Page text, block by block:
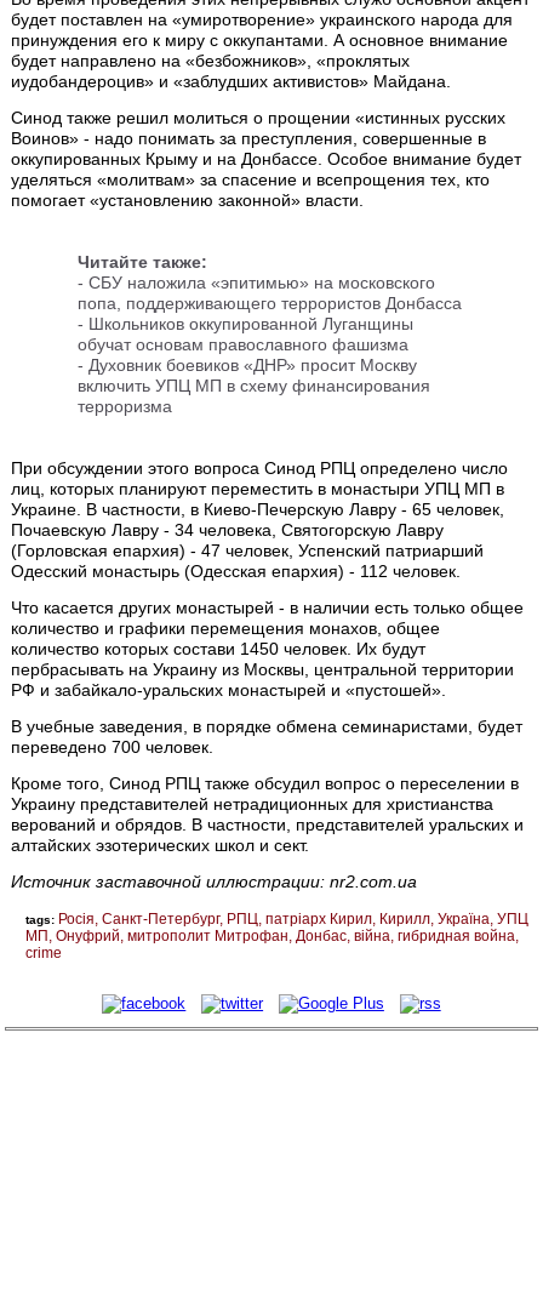
будет поставлен на «умиротворение» украинского народа для
принуждения его к миру с оккупантами. А основное внимание
будет направлено на «безбожников», «проклятых
иудобандероцив» и «заблудших активистов» Майдана.
Синод также решил молиться о прощении «истинных русских
Воинов» - надо понимать за преступления, совершенные в
оккупированных Крыму и на Донбассе. Особое внимание будет
уделяться «молитвам» за спасение и всепрощения тех, кто
помогает «установлению законной» власти.
Читайте также:
- СБУ наложила «эпитимью» на московского
попа, поддерживающего террористов Донбасса
- Школьников оккупированной Луганщины
обучат основам православного фашизма
- Духовник боевиков «ДНР» просит Москву
включить УПЦ МП в схему финансирования
терроризма
При обсуждении этого вопроса Синод РПЦ определено число
лиц, которых планируют переместить в монастыри УПЦ МП в
Украине. В частности, в Киево-Печерскую Лавру - 65 человек,
Почаевскую Лавру - 34 человека, Святогорскую Лавру
(Горловская епархия) - 47 человек, Успенский патриарший
Одесский монастырь (Одесская епархия) - 112 человек.
Что касается других монастырей - в наличии есть только общее
количество и графики перемещения монахов, общее
количество которых состави 1450 человек. Их будут
пербрасывать на Украину из Москвы, центральной территории
РФ и забайкало-уральских монастырей и «пустошей».
В учебные заведения, в порядке обмена семинаристами, будет
переведено 700 человек.
Кроме того, Синод РПЦ также обсудил вопрос о переселении в
Украину представителей нетрадиционных для христианства
верований и обрядов. В частности, представителей уральских и
алтайских эзотерических школ и сект.
Источник заставочной иллюстрации: nr2.com.ua
tags: Росія Санкт-Петербург РПЦ патріарх Кирил Кирилл Україна УПЦ
МП
Онуфрий митрополит Митрофан Донбас війна гибридная война
crime